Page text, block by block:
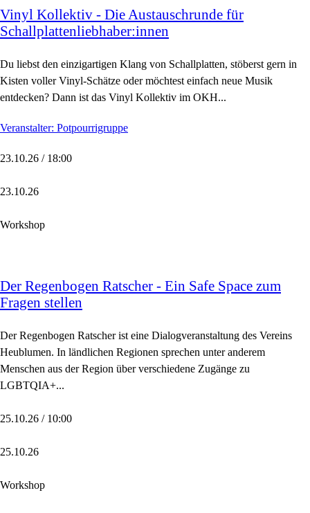
Vinyl Kollektiv - Die Austauschrunde für
Schallplattenliebhaber:innen
Du liebst den einzigartigen Klang von Schallplatten, stöberst gern in
Kisten voller Vinyl-Schätze oder möchtest einfach neue Musik
entdecken? Dann ist das Vinyl Kollektiv im OKH...
Veranstalter: Potpourrigruppe
23.10.26 / 18:00
23.10.26
Workshop
Der Regenbogen Ratscher - Ein Safe Space zum
Fragen stellen
Der Regenbogen Ratscher ist eine Dialogveranstaltung des Vereins
Heublumen. In ländlichen Regionen sprechen unter anderem
Menschen aus der Region über verschiedene Zugänge zu
LGBTQIA+...
25.10.26 / 10:00
25.10.26
Workshop